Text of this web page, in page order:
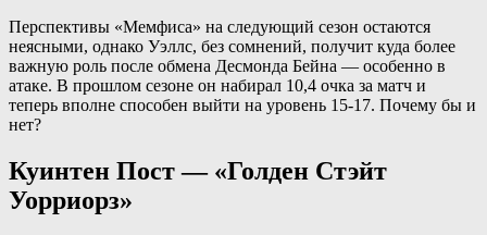
Перспективы «Мемфиса» на следующий сезон остаются
неясными, однако Уэллс, без сомнений, получит куда более
важную роль после обмена Десмонда Бейна — особенно в
атаке. В прошлом сезоне он набирал 10,4 очка за матч и
теперь вполне способен выйти на уровень 15-17. Почему бы и
нет?
Куинтен Пост — «Голден Стэйт
Уорриорз»